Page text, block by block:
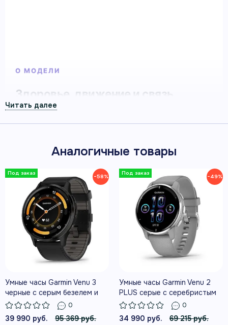
О МОДЕЛИ
Здоровье, движение и связь
каждый день
этой модели.
ГЛАВНЫЕ ВОЗМОЖНОСТИ
Возможности на каждый день
SNAPSHOT
Двухминутный сеанс Health Snapshot
фиксирует ключевые показатели здоровья и
формирует отчёт, которым можно поделиться
Аналогичные товары
−58%
Умные часы Garmin Venu 3
черные с серым безелем и
кожаным ремешком
0
39 990 руб.
95 369 руб.
−49%
Умные часы Garmin Venu 2
PLUS серые с серебристым
безелем и силиконовым
0
34 990 руб.
69 215 руб.